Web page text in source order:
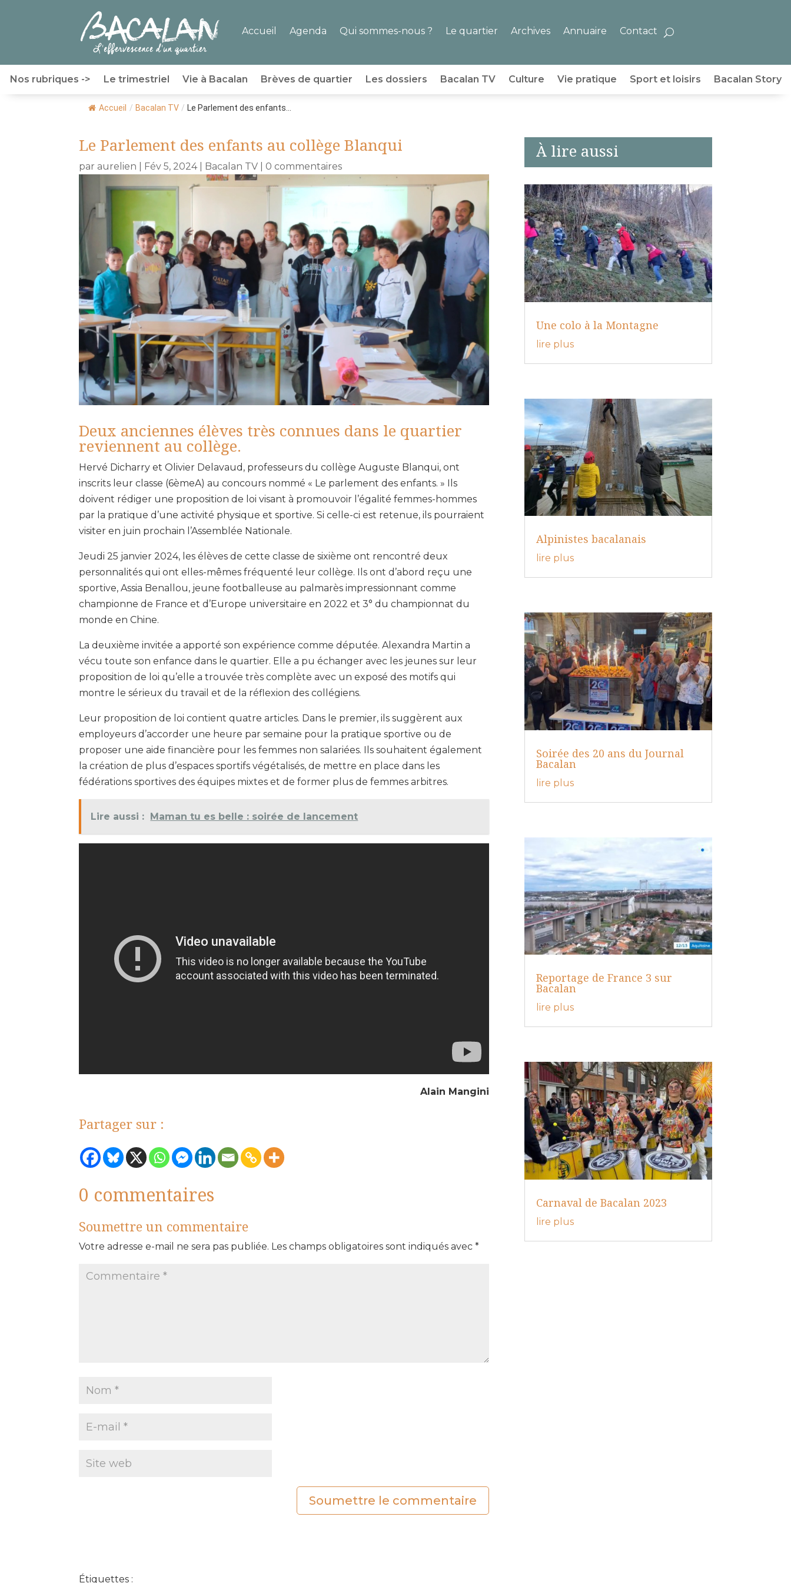
Accueil Agenda Qui sommes-nous ? Le quartier Archives Annuaire Contact
Nos rubriques -> Le trimestriel Vie à Bacalan Brèves de quartier Les dossiers Bacalan TV Culture Vie pratique Sport et loisirs Bacalan Story
Accueil / Bacalan TV / Le Parlement des enfants...
Le Parlement des enfants au collège Blanqui
par aurelien Fév 5, 2024| Bacalan TV 0 commentaires
Deux anciennes élèves très connues dans le quartier
reviennent au collège.
Hervé Dicharry et Olivier Delavaud, professeurs du collège Auguste Blanqui, ont
inscrits leur classe (6èmeA) au concours nommé « Le parlement des enfants. » Ils
doivent rédiger une proposition de loi visant à promouvoir l’égalité femmes-hommes
par la pratique d’une activité physique et sportive. Si celle-ci est retenue, ils pourraient
visiter en juin prochain l’Assemblée Nationale.
Jeudi 25 janvier 2024, les élèves de cette classe de sixième ont rencontré deux
personnalités qui ont elles-mêmes fréquenté leur collège. Ils ont d’abord reçu une
sportive, Assia Benallou, jeune footballeuse au palmarès impressionnant comme
championne de France et d’Europe universitaire en 2022 et 3° du championnat du
monde en Chine.
La deuxième invitée a apporté son expérience comme députée. Alexandra Martin a
vécu toute son enfance dans le quartier. Elle a pu échanger avec les jeunes sur leur
proposition de loi qu’elle a trouvée très complète avec un exposé des motifs qui
montre le sérieux du travail et de la réflexion des collégiens.
Leur proposition de loi contient quatre articles. Dans le premier, ils suggèrent aux
employeurs d’accorder une heure par semaine pour la pratique sportive ou de
proposer une aide financière pour les femmes non salariées. Ils souhaitent également
la création de plus d’espaces sportifs végétalisés, de mettre en place dans les
fédérations sportives des équipes mixtes et de former plus de femmes arbitres.
Lire aussi : Maman tu es belle : soirée de lancement
Alain Mangini
Partager sur :
0 commentaires
Soumettre un commentaire
Votre adresse e-mail ne sera pas publiée. Les champs obligatoires sont indiqués avec*
Soumettre le commentaire
Étiquettes :
À lire aussi
Une colo à la Montagne
lire plus
Alpinistes bacalanais
lire plus
Soirée des 20 ans du Journal
Bacalan
lire plus
Reportage de France 3 sur
Bacalan
lire plus
Carnaval de Bacalan 2023
lire plus